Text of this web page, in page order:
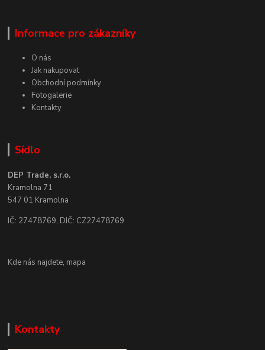
Informace pro zákazníky
O nás
Jak nakupovat
Obchodní podmínky
Fotogalerie
Kontakty
Sídlo
DEP Trade, s.r.o.
Kramolna 71
547 01 Kramolna
IČ: 27478769, DIČ: CZ27478769
Kde nás najdete, mapa
Kontakty